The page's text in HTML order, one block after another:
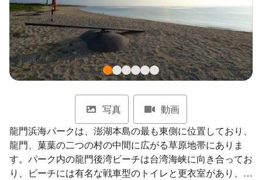
写真
動画
龍門浜海パークは、澎湖本島の最も東側に位置しており、
龍門、菓葉の二つの村の中間に広がる草原地帯にありま
す。パーク内の龍門後湾ビーチは台湾海峡に向き合ってお
り、ビーチには有名な戦車型のトイレと更衣室があり、梯